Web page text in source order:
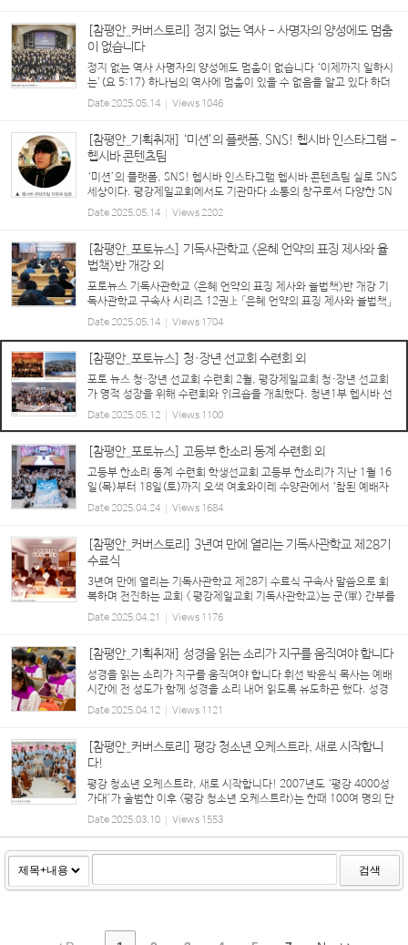
육을 위해 노력하고 있는데, 이번 사순...
[참평안_커버스토리] 정지 없는 역사 - 사명자의 양성에도 멈춤
이 없습니다
정지 없는 역사 사명자의 양성에도 멈춤이 없습니다 ‘이제까지 일하시
는’(요 5:17) 하나님의 역사에 멈춤이 있을 수 없음을 알고 있다 하더
라도 참으로 ‘정지 없는’ 그 역사를 확인하게 될 때마다 경이로움을 느
끼지 않을 수 없다. 교회 안팎의 많은 어려...
Date2025.05.14 Views 1046
[참평안_기획취재] ‘미션’의 플랫폼, SNS! 헵시바 인스타그램 -
헵시바 콘텐츠팀
‘미션’의 플랫폼, SNS! 헵시바 인스타그램 헵시바 콘텐츠팀 실로 SNS
세상이다. 평강제일교회에서도 기관마다 소통의 창구로서 다양한 SN
S를 활용하고 있는 중이다. 최근 SNS 플랫폼에 대대적인 변화를 시도
하고 있는 청년1부 헵시바 선교회를 찾아봤다...
Date2025.05.14 Views2202
[참평안_포토뉴스] 기독사관학교 <은혜 언약의 표징 제사와 율
법책>반 개강 외
포토뉴스 기독사관학교 <은혜 언약의 표징 제사와 율법책>반 개강 기
독사관학교 구속사 시리즈 12권上 「은혜 언약의 표징 제사와 율법책」
반이 처음으로 개강했다. 이번 학기는 토요 미스바반(3/15), 주일 오
전반과 오후반(3/16), 월요 구역장반(3/17)...
Date2025.05.14 Views 1704
[참평안_포토뉴스] 청·장년 선교회 수련회 외
포토 뉴스 청·장년 선교회 수련회 2월, 평강제일교회 청·장년 선교회
가 영적 성장을 위해 수련회와 워크숍을 개최했다. 청년1부 헵시바 선
교회(20-26세)는 여주 평강제일연수원에서 ‘향기로운 제물로 열납되
게 하소서(레 1:3-17, 2:1-16, 11:44-45, 롬 ...
Date2025.05.12 Views 1100
[참평안_포토뉴스] 고등부 한소리 동계 수련회 외
고등부 한소리 동계 수련회 학생선교회 고등부 한소리가 지난 1월 16
일(목)부터 18일(토)까지 오색 여호와이레 수양관에서 ‘참된 예배자
로 말씀을 지켜 구속사를 성취하는 한소리(롬 12:1, 계 3:10, 골 1:2
5)’라는 주제로 동계 수련회를 개최했다. 구속사 12...
Date2025.04.24 Views 1684
[참평안_커버스토리] 3년여 만에 열리는 기독사관학교 제28기
수료식
3년여 만에 열리는 기독사관학교 제28기 수료식 구속사 말씀으로 회
복하며 전진하는 교회 < 평강제일교회 기독사관학교>는 군(軍) 간부를
배출하는 기관의 명칭 ‘사관학교’를 사용한 것에서 알 수 있듯, 성도들
을 ‘신령한 군사(딤후 2:3)’, 신앙...
Date2025.04.21 Views 1176
[참평안_기획취재] 성경을 읽는 소리가 지구를 움직여야 합니다
성경을 읽는 소리가 지구를 움직여야 합니다 휘선 박윤식 목사는 예배
시간에 전 성도가 함께 성경을 소리 내어 읽도록 유도하곤 했다. 성경
구절을 함께 찾고 읽으면 그 소리가 지구를 움직인다고 말했다. 또한
예배 시간에 성경 구절과 말씀을 필기하...
Date2025.04.12 Views 1121
[참평안_커버스토리] 평강 청소년 오케스트라, 새로 시작합니
다!
평강 청소년 오케스트라, 새로 시작합니다! 2007년도 ‘평강 4000성
가대’가 출범한 이후 <평강 청소년 오케스트라>는 한때 100여 명의 단
원이 훈련받던 찬양대이자, 미래의 <바울관현악단> 단원을 배출하는
‘사관학교’였다. ‘바이올린, 첼로, 비올라,...
Date2025.03.10 Views 1553
검색